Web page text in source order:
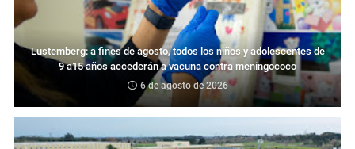
Lustemberg: a fines de agosto, todos los niños y adolescentes de
9 a15 años accederán a vacuna contra meningococo
6 de agosto de 2026